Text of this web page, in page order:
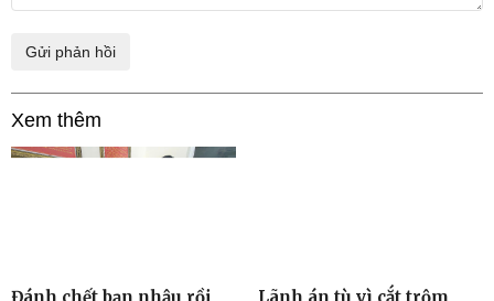
Xem thêm